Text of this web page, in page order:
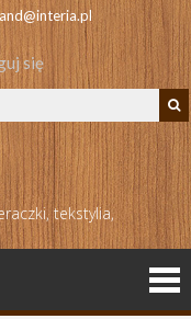
się
tekstylia,